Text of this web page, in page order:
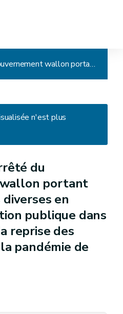
Arrêté du Gouvernement wallon portant des dispositions diverses en matière de fonction publique dans le contexte de la reprise des activités suite à la pandémie de COVID-19
n'est plus
du
portant
en
publique dans
reprise des
pandémie de